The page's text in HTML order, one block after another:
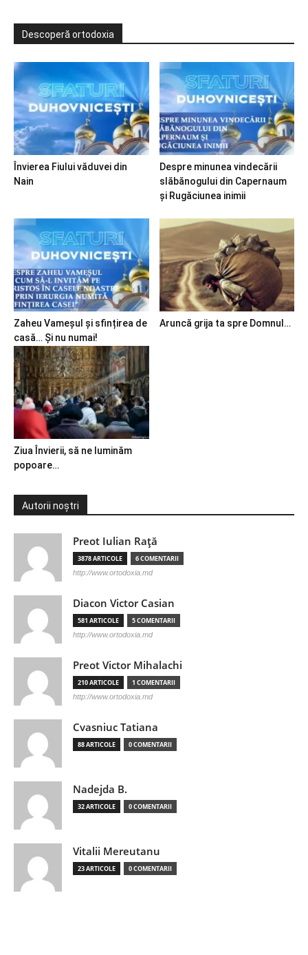
Descoperă ortodoxia
Învierea Fiului văduvei din
Nain
Despre minunea vindecării
slăbănogului din Capernaum
și Rugăciunea inimii
Zaheu Vameșul și sfințirea de
casă… Și nu numai!
Aruncă grija ta spre Domnul…
Ziua Învierii, să ne luminăm
popoare…
Autorii noștri
Preot Iulian Raţă
3878 ARTICOLE 6 COMENTARII
http://www.ortodoxia.md
Diacon Victor Casian
581 ARTICOLE 5 COMENTARII
http://www.ortodoxia.md
Preot Victor Mihalachi
210 ARTICOLE 1 COMENTARII
http://www.ortodoxia.md
Cvasniuc Tatiana
88 ARTICOLE 0 COMENTARII
Nadejda B.
32 ARTICOLE 0 COMENTARII
Vitalii Mereutanu
23 ARTICOLE 0 COMENTARII